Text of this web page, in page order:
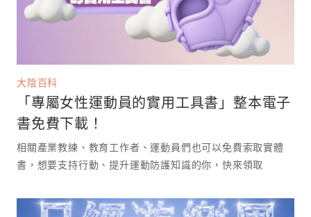
大陰百科
「專屬女性運動員的實用工具書」整本電子
書免費下載！
相關產業教練、教育工作者、運動員們也可以免費索取實體
書，想要支持行動、提升運動防護知識的你，快來領取